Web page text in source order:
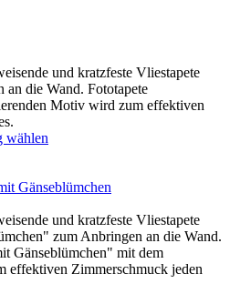
und kratzfeste Vliestapete
die Wand. Fototapete
Motiv wird zum effektiven
wählen
Gänseblümchen
und kratzfeste Vliestapete
zum Anbringen an die Wand.
Gänseblümchen" mit dem
effektiven Zimmerschmuck jeden